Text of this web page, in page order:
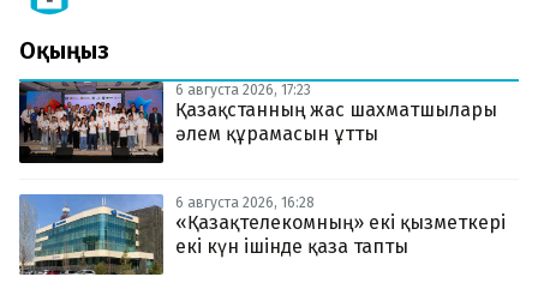
Оқыңыз
6 августа 2026, 17:23
Қазақстанның жас шахматшылары
әлем құрамасын ұтты
6 августа 2026, 16:28
«Қазақтелекомның» екі қызметкері
екі күн ішінде қаза тапты